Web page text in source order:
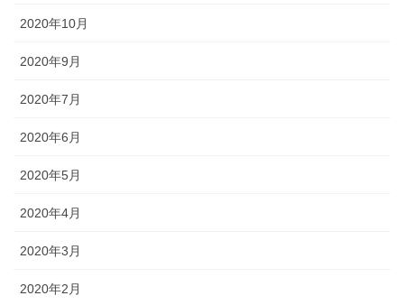
2020年10月
2020年9月
2020年7月
2020年6月
2020年5月
2020年4月
2020年3月
2020年2月